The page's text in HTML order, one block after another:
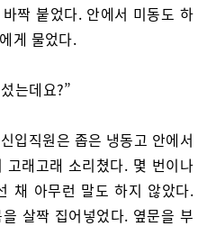
짝 붙었다. 안에서 미동도 하
게 물었다.
는데요?”
입직원은 좁은 냉동고 안에서
래고래 소리쳤다. 몇 번이나
채 아무런 말도 하지 않았다.
살짝 집어넣었다. 옆문을 부